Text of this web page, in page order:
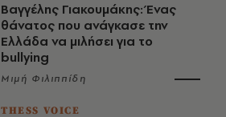
Βαγγέλης Γιακουμάκης: Ένας
θάνατος που ανάγκασε την
Ελλάδα να μιλήσει για το
bullying
Μιμή Φιλιππίδη
THESS VOICE